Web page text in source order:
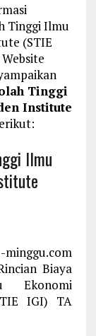
Tinggi Ilmu
(STIE
Tinggi
Institute
Ilmu
Biaya
Ekonomi
IGI) TA